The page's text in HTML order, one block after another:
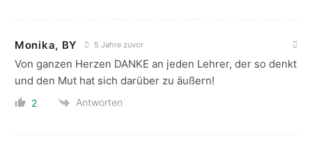
Monika, BY 5 Jahre zuvor
Von ganzen Herzen DANKE an jeden Lehrer, der so denkt
und den Mut hat sich darüber zu äußern!
2 Antworten